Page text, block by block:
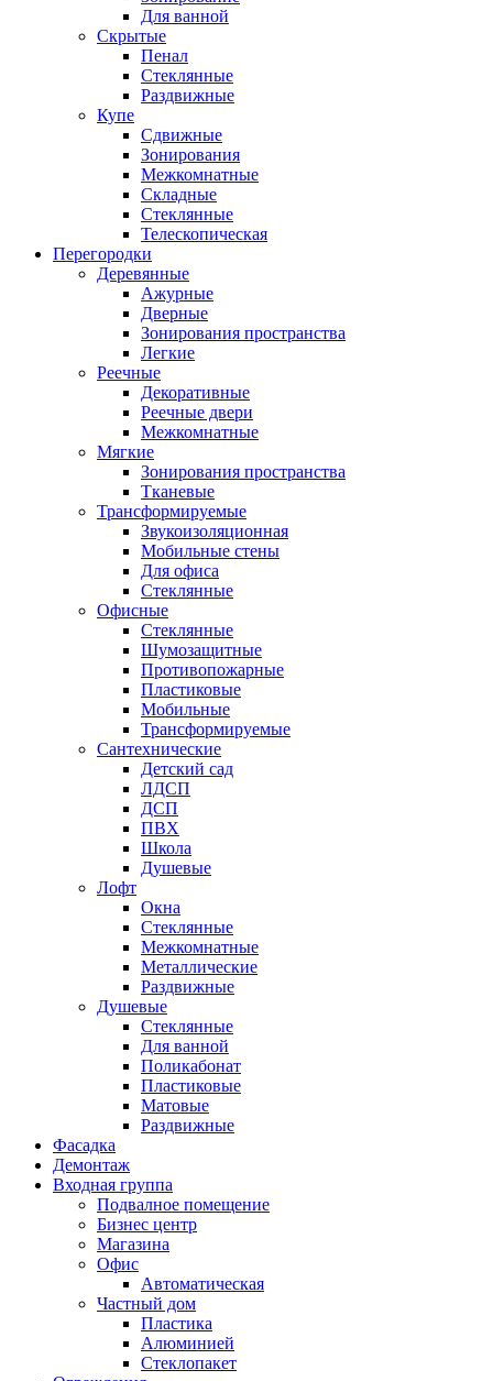
Для ванной
Скрытые
Пенал
Стеклянные
Раздвижные
Купе
Сдвижные
Зонирования
Межкомнатные
Складные
Стеклянные
Телескопическая
Перегородки
Деревянные
Ажурные
Дверные
Зонирования пространства
Легкие
Реечные
Декоративные
Реечные двери
Межкомнатные
Мягкие
Зонирования пространства
Тканевые
Трансформируемые
Звукоизоляционная
Мобильные стены
Для офиса
Стеклянные
Офисные
Стеклянные
Шумозащитные
Противопожарные
Пластиковые
Мобильные
Трансформируемые
Сантехнические
Детский сад
ЛДСП
ДСП
ПВХ
Школа
Душевые
Лофт
Окна
Стеклянные
Межкомнатные
Металлические
Раздвижные
Душевые
Стеклянные
Для ванной
Поликабонат
Пластиковые
Матовые
Раздвижные
Фасадка
Демонтаж
Входная группа
Подвалное помещение
Бизнес центр
Магазина
Офис
Автоматическая
Частный дом
Пластика
Алюминией
Стеклопакет